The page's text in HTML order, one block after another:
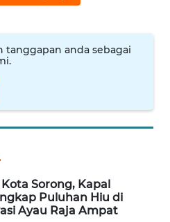
tanggapan anda sebagai
Sorong, Kapal
Puluhan Hiu di
Ayau Raja Ampat